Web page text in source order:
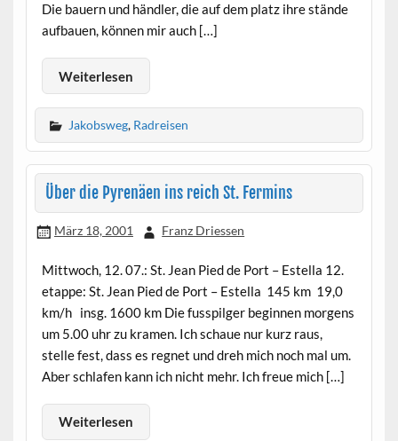
Die bauern und händler, die auf dem platz ihre stände
aufbauen, können mir auch […]
Weiterlesen
Jakobsweg, Radreisen
Über die Pyrenäen ins reich St. Fermins
März 18, 2001 Franz Driessen
Mittwoch, 12. 07.: St. Jean Pied de Port – Estella 12.
etappe: St. Jean Pied de Port – Estella 145 km 19,0
km/h insg. 1600 km Die fusspilger beginnen morgens
um 5.00 uhr zu kramen. Ich schaue nur kurz raus,
stelle fest, dass es regnet und dreh mich noch mal um.
Aber schlafen kann ich nicht mehr. Ich freue mich […]
Weiterlesen